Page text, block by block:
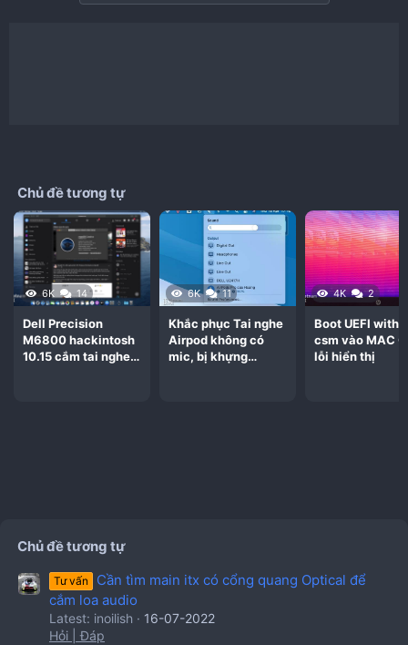
Chủ đề tương tự
6K 14
Dell Precision
M6800 hackintosh
10.15 cắm tai nghe
6K 11
Khắc phục Tai nghe
Airpod không có
mic, bị khựng
4K 2
Boot UEFI
csm vào MAC
lỗi hiển thị
Chủ đề tương tự
Tư vấn
Cần tìm main itx có cổng quang Optical để
cắm loa audio
Latest: inoilish
16-07-2022
Hỏi | Đáp